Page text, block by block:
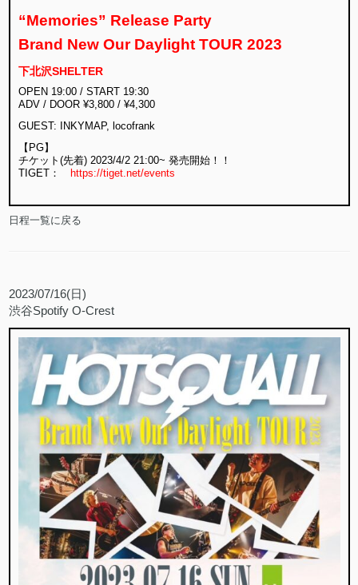
“Memories” Release Party
Brand New Our Daylight TOUR 2023
下北沢SHELTER
OPEN 19:00 / START 19:30
ADV / DOOR ¥3,800 / ¥4,300
GUEST: INKYMAP, locofrank
【PG】
チケット(先着) 2023/4/2 21:00~ 発売開始！！
TIGET：
https://tiget.net/events
日程一覧に戻る
2023/07/16(日)
渋谷Spotify O-Crest